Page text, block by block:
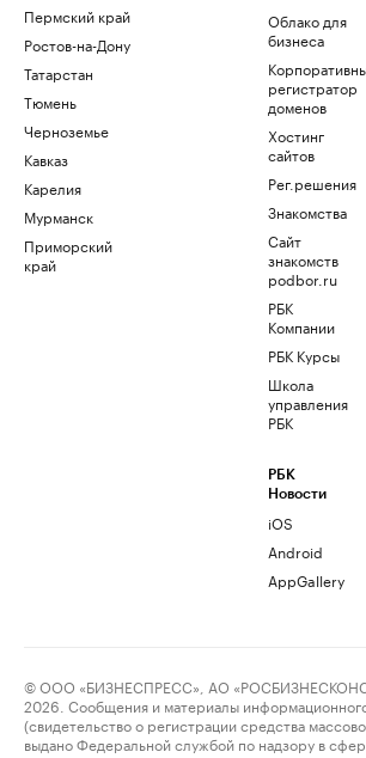
Пермский край
Ростов-на-Дону
Татарстан
Тюмень
Черноземье
Кавказ
Карелия
Мурманск
Приморский
край
Облако для
бизнеса
регистратор
доменов
Хостинг
сайтов
Рег.решения
Знакомства
Сайт
знакомств
podbor.ru
РБК
Компании
РБК Курсы
Школа
управления
РБК
РБК
Новости
iOS
Android
AppGallery
© ООО «БИЗНЕСПРЕСС», АО
2026. Сообщения и материалы информационного
(свидетельство о регистрации средства
выдано Федеральной службой по надзору в